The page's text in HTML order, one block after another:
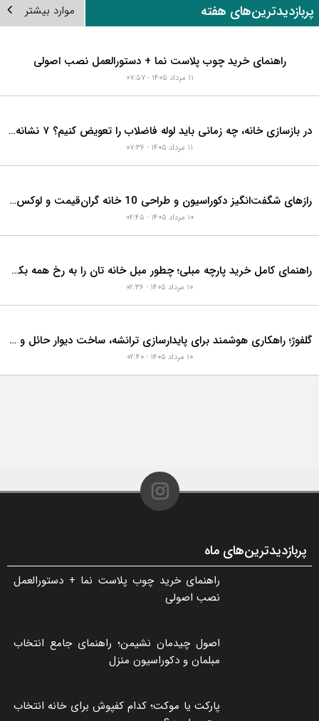
هفته موارد بیشتر
راهنمای خرید چوب پلاست نما + دستورالعمل نصب اصولی
در بازسازی خانه، چه زمانی باید لوله فاضلاب را تعویض کنیم؟ ۷ نشانه‌ای که نباید نادیده بگیرید
رازهای شگفت‌انگیز دکوراسیون و طراحی 10 خانه گران‌قیمت و لوکس دبی که هوش از سرتان می‌برد!
راهنمای کامل خرید پارچه مبلی؛ چطور مبل خانه تان را به رخ همه بکشید؟
گلفوژ؛ راهکاری هوشمند برای پایدارسازی ترانشه، ساخت دیوار حائل و زیباسازی شهری
پربازدیدترین‌های ماه
راهنمای خرید چوب پلاست نما + دستورالعمل
نصب اصولی
اصول چیدمان نشیمن؛ راهنمای جامع انتخاب
مبلمان و دکوراسیون منزل
پارکت یا موکت؛ کدام کفپوش برای خانه انتخاب